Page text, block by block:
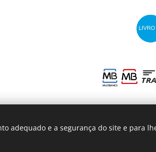
adequado e a segurança do site e para